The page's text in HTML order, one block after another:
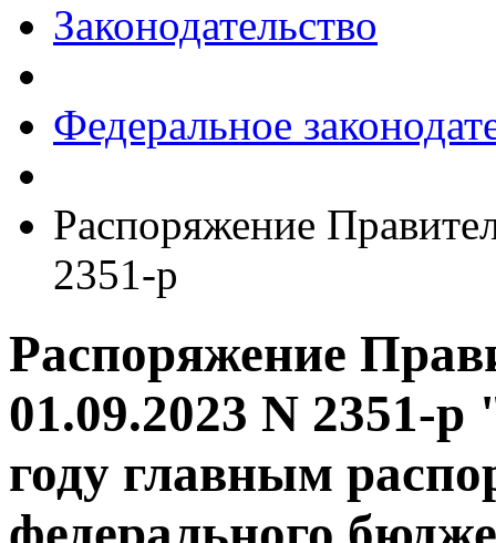
Законодательство
Федеральное
Распоряжение
2351-р
Распоряжение
01.09.2023 N 2351-
году главным